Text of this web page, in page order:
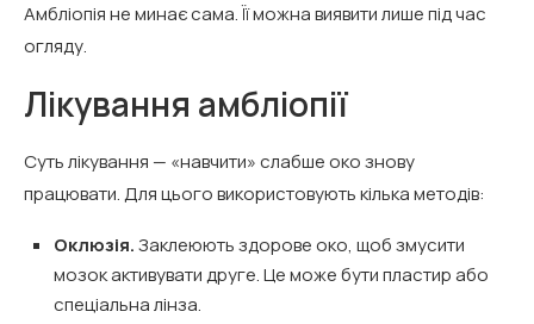
Амбліопія не минає сама. Її можна виявити лише під час
огляду.
Лікування амбліопії
Суть лікування — «навчити» слабше око знову
працювати. Для цього використовують кілька методів:
Оклюзія.Заклеюють здорове око, щоб змусити
мозок активувати друге. Це може бути пластир або
спеціальна лінза.